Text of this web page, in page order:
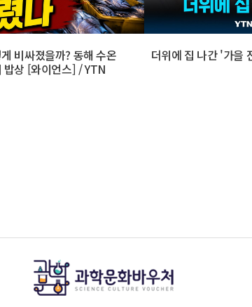
비싸졌을까? 동해 수온
밥상 [와이언스] / YTN
더위에 집 나간 '가을